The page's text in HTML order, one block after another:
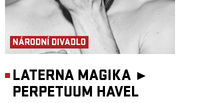
NÁRODNÍ DIVADLO
LATERNA MAGIKA ►
PERPETUUM HAVEL